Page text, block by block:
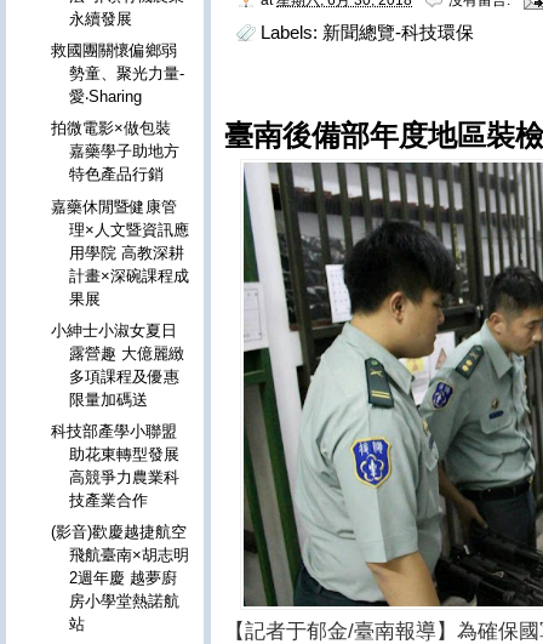
Labels: 新聞總覽-科技環保
臺南後備部年度地區裝
【記者于郁金/臺南報導】為確保
永續發展
救國團關懷偏鄉弱
勢童、聚光力量-
愛‧Sharing
拍微電影×做包裝
嘉藥學子助地方
特色產品行銷
嘉藥休閒暨健康管
理×人文暨資訊應
用學院 高教深耕
計畫×深碗課程成
果展
小紳士小淑女夏日
露營趣 大億麗緻
多項課程及優惠
限量加碼送
科技部產學小聯盟
助花東轉型發展
高競爭力農業科
技產業合作
(影音)歡慶越捷航空
飛航臺南×胡志明
2週年慶 越夢廚
房小學堂熱諾航
站